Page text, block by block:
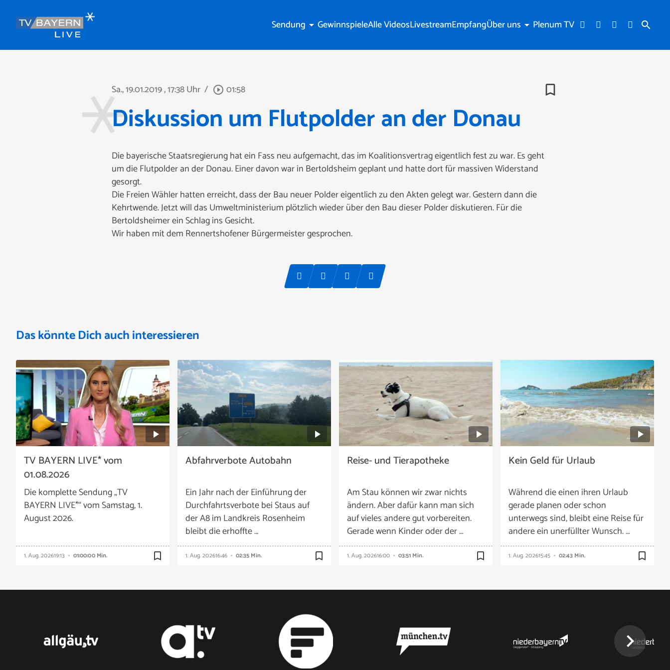
search
Sendung arrow_drop_down GewinnspieleAlle VideosLivestreamEmpfangÜber uns arrow_drop_down Plenum TV
Sa., 19.01.2019, 17:38 Uhr / play_circle_outline 01:58 bookmark_border
Diskussion um Flutpolder an der Donau
Die bayerische Staatsregierung hat ein Fass neu aufgemacht, das im Koalitionsvertrag eigentlich fest zu war. Es geht
um die Flutpolder an der Donau. Einer davon war in Bertoldsheim geplant und hatte dort für massiven Widerstand
gesorgt.
Die Freien Wähler hatten erreicht, dass der Bau neuer Polder eigentlich zu den Akten gelegt war. Gestern dann die
Kehrtwende. Jetzt will das Umweltministerium plötzlich wieder über den Bau dieser Polder diskutieren. Für die
Bertoldsheimer ein Schlag ins Gesicht.
Wir haben mit dem Rennertshofener Bürgermeister gesprochen.
Das könnte Dich auch interessieren
TV BAYERN LIVE* vom
01.08.2026
Die komplette Sendung „TV
BAYERN LIVE*“ vom Samstag, 1.
August 2026.
1. Aug. 202619:13 01:00:00 Min. bookmark_border
Abfahrverbote Autobahn
Ein Jahr nach der Einführung der
Durchfahrtsverbote bei Staus auf
der A8 im Landkreis Rosenheim
bleibt die erhoffte …
1. Aug. 202616:46 02:35 Min. bookmark_border
Reise- und Tierapotheke
Am Stau können wir zwar nichts
ändern. Aber dafür kann man sich
auf vieles andere gut vorbereiten.
Gerade wenn Kinder oder der …
1. Aug. 202616:00 03:51 Min. bookmark_border
Kein Geld für Urlaub
Während die einen ihren Urlaub
gerade planen oder schon
unterwegs sind, bleibt eine Reise für
andere ein unerfüllter Wunsch. …
1. Aug. 202615:45 02:43 Min. bookmark_border
chevron_right